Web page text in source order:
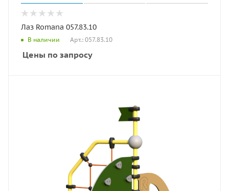
Лаз Romana 057.83.10
В наличии Арт.: 057.83.10
Цены по запросу